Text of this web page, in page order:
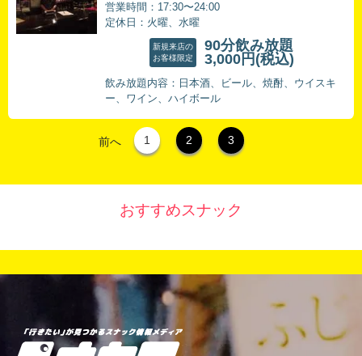
営業時間：17:30〜24:00
定休日：火曜、水曜
新規来店の
お客様限定
90分飲み放題
3,000円 (税込)
飲み放題内容：日本酒、ビール、焼酎、ウイスキ
ー、ワイン、ハイボール
前へ 1 2 3
おすすめスナック